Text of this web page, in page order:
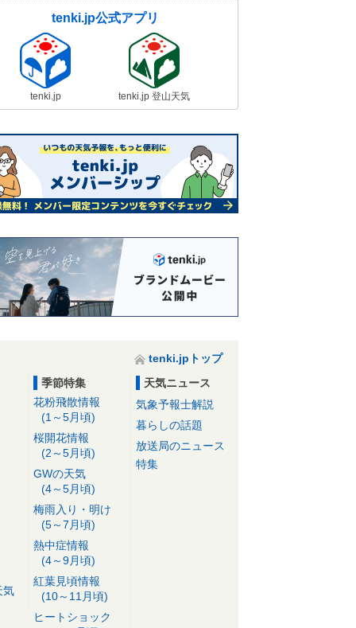
tenki.jp公式アプリ
tenki.jp tenki.jp 登山天気
tenki.jpトップ
気
季節特集
花粉飛散情報
(1～5月頃)
桜開花情報
(2～5月頃)
GWの天気
(4～5月頃)
梅雨入り・明け
(5～7月頃)
熱中症情報
(4～9月頃)
紅葉見頃情報
(10～11月頃)
ヒートショック
天気ニュース
気象予報士解説
暮らしの話題
放送局のニュース
特集